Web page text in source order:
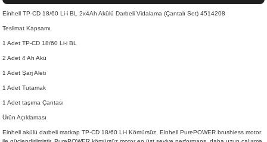
Einhell TP-CD 18/60 Li-i BL 2x4Ah Akülü Darbeli Vidalama (Çantalı Set) 4514208
Teslimat Kapsamı
1 Adet TP-CD 18/60 Li-i BL
2 Adet 4 Ah Akü
1 Adet Şarj Aleti
1 Adet Tutamak
1 Adet taşıma Çantası
Ürün Açıklaması
Einhell akülü darbeli matkap TP-CD 18/60 Li-i Kömürsüz, Einhell PurePOWER brushless motor